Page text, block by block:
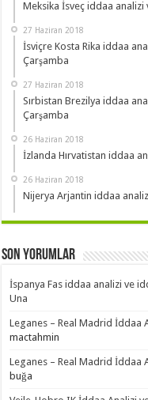
Meksika İsveç iddaa
27 Haziran 2018
İsviçre Kosta Rika iddaa
Çarşamba
27 Haziran 2018
Sırbistan Brezilya iddaa
Çarşamba
26 Haziran 2018
İzlanda Hırvatistan iddaa
26 Haziran 2018
Nijerya Arjantin iddaa
Son Yorumlar
İspanya Fas iddaa analizi ve
Una
Leganes – Real Madrid İddaa
mactahmin
Leganes – Real Madrid İddaa
buğa